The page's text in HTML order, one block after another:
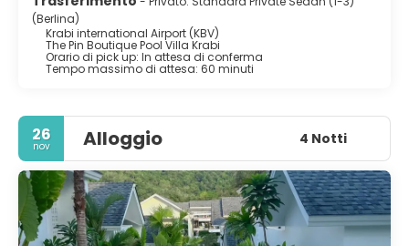
(Berlina)
Krabi international Airport (KBV)
The Pin Boutique Pool Villa Krabi
Orario di pick up: In attesa di conferma
Tempo massimo di attesa: 60 minuti
26
nov Alloggio 4 Notti